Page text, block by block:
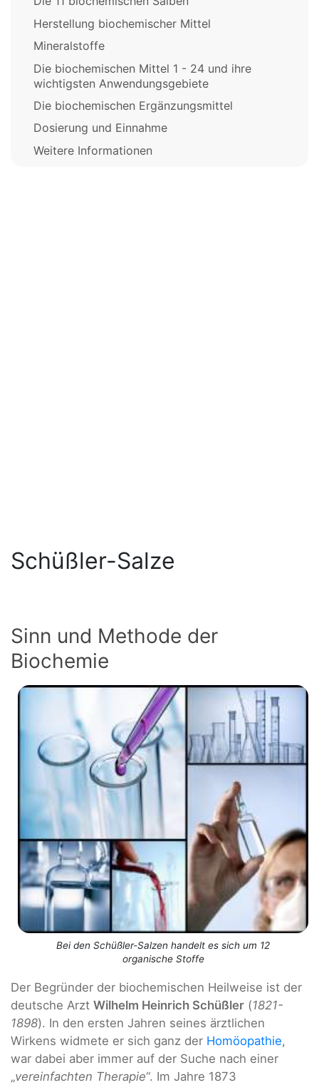
Herstellung biochemischer Mittel
Mineralstoffe
Die biochemischen Mittel 1 - 24 und ihre
wichtigsten Anwendungsgebiete
Die biochemischen Ergänzungsmittel
Dosierung und Einnahme
Weitere Informationen
Schüßler-Salze
Sinn und Methode der
Biochemie
Bei den Schüßler-Salzen handelt es sich um 12
organische Stoffe
Der Begründer der biochemischen Heilweise ist der
deutsche Arzt Wilhelm Heinrich Schüßler (1821-
1898). In den ersten Jahren seines ärztlichen
Wirkens widmete er sich ganz der Homöopathie,
war dabei aber immer auf der Suche nach einer
„vereinfachten Therapie“. Im Jahre 1873